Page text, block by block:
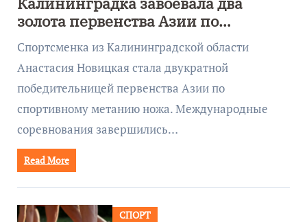
золота первенства Азии по
метанию ножа
Спортсменка из Калининградской области
Анастасия Новицкая стала двукратной
победительницей первенства Азии по
спортивному метанию ножа. Международные
соревнования завершились…
Read More
СПОРТ